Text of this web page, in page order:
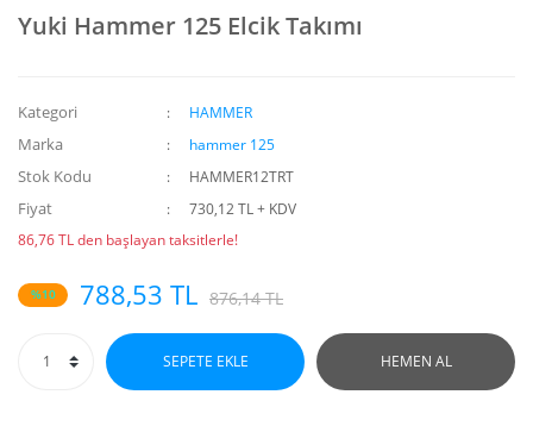
Yuki Hammer 125 Elcik Takımı
Kategori HAMMER
Marka hammer 125
Stok Kodu HAMMER12TRT
Fiyat
730,12 TL + KDV
86,76 TL den başlayan taksitlerle!
%10 788,53 TL 876,14 TL
SEPETE EKLE HEMEN AL